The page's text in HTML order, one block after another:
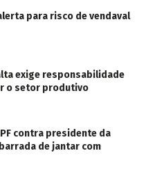
para risco de vendaval
exige responsabilidade
o setor produtivo
contra presidente da
de jantar com